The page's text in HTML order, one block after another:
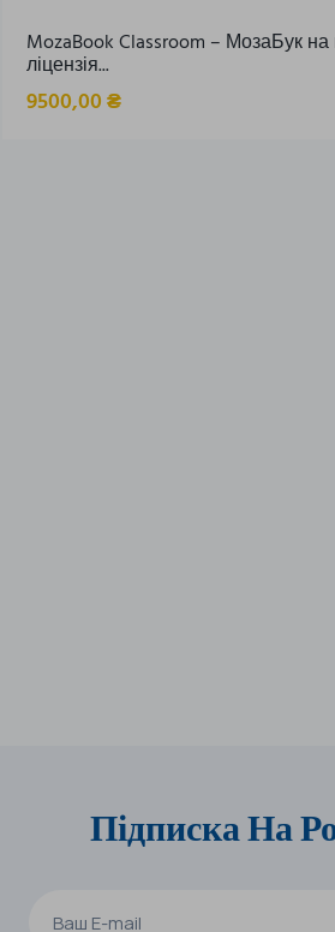
MozaBook Classroom – МозаБук
ліцензія...
9500,00₴
Підписка На